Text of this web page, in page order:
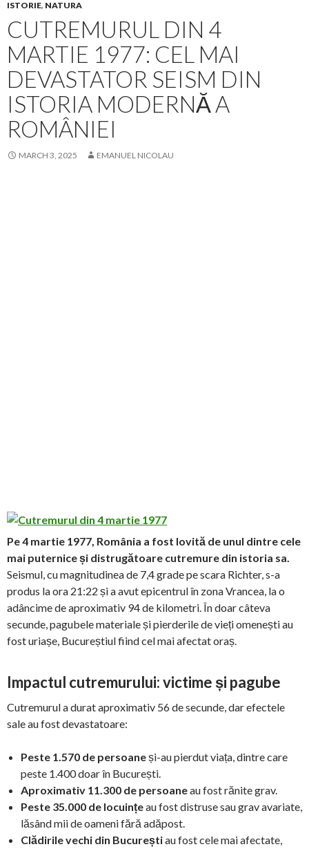
ISTORIE, NATURA
CUTREMURUL DIN 4
MARTIE 1977: CEL MAI
DEVASTATOR SEISM DIN
ISTORIA MODERNĂ A
ROMÂNIEI
MARCH 3, 2025 EMANUEL NICOLAU
Pe 4 martie 1977, România a fost lovită de unul dintre cele
mai puternice și distrugătoare cutremure din istoria sa.
Seismul, cu magnitudinea de 7,4 grade pe scara Richter, s-a
produs la ora 21:22 și a avut epicentrul în zona Vrancea, la o
adâncime de aproximativ 94 de kilometri. În doar câteva
secunde, pagubele materiale și pierderile de vieți omenești au
fost uriașe, Bucureștiul fiind cel mai afectat oraș.
Impactul cutremurului: victime și pagube
Cutremurul a durat aproximativ 56 de secunde, dar efectele
sale au fost devastatoare:
Peste 1.570 de persoaneși-au pierdut viața, dintre care
peste 1.400 doar în București.
Aproximativ 11.300 de persoaneau fost rănite grav.
Peste 35.000 de locuințeau fost distruse sau grav avariate,
lăsând mii de oameni fără adăpost.
Clădirile vechi din Bucureștiau fost cele mai afectate,